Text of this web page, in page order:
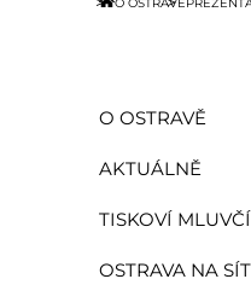
O OSTRAVĚ
AKTUÁLNĚ
TISKOVÍ MLUVČÍ
OSTRAVA NA